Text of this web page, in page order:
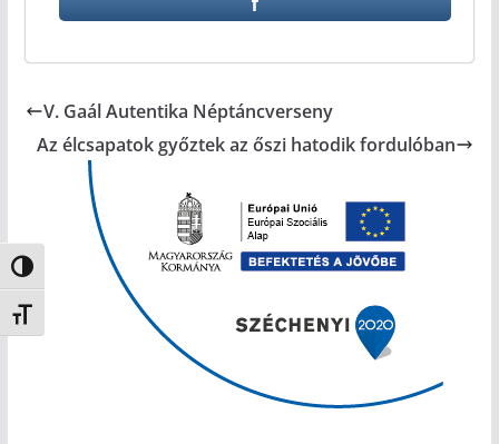
Nagy kontraszt váltása
Betűméret váltása
V. Gaál Autentika Néptáncverseny
Az élcsapatok győztek az őszi hatodik fordulóban